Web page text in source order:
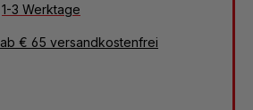
1-3 Werktage
ab € 65 versandkostenfrei